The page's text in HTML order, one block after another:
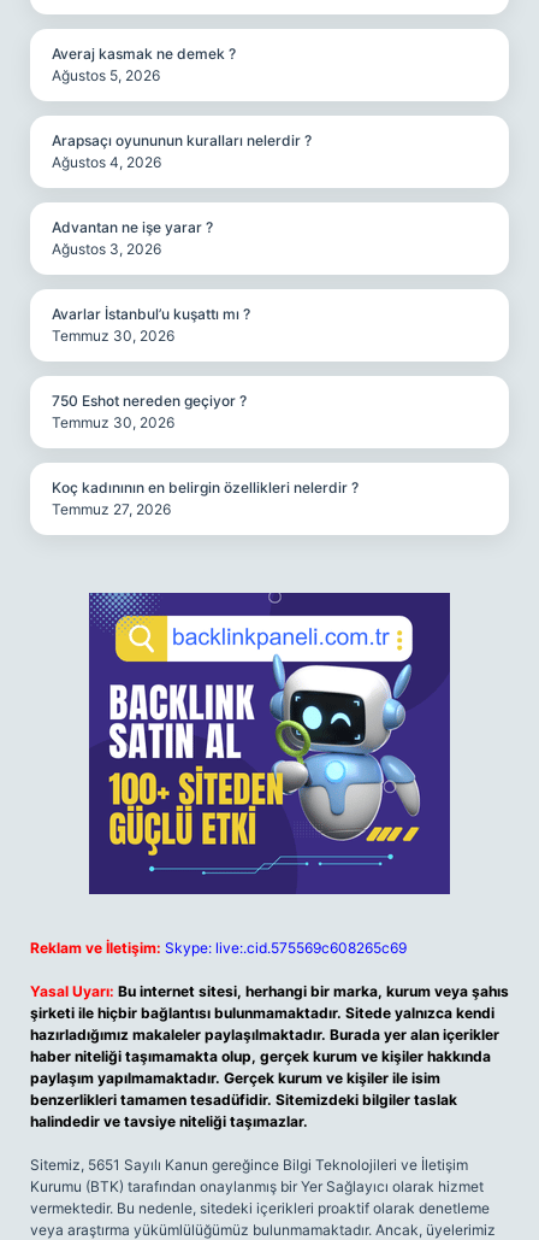
Averaj kasmak ne demek ?
Ağustos 5, 2026
Arapsaçı oyununun kuralları nelerdir ?
Ağustos 4, 2026
Advantan ne işe yarar ?
Ağustos 3, 2026
Avarlar İstanbul’u kuşattı mı ?
Temmuz 30, 2026
750 Eshot nereden geçiyor ?
Temmuz 30, 2026
Koç kadınının en belirgin özellikleri nelerdir ?
Temmuz 27, 2026
Reklam ve İletişim: Skype: live:.cid.575569c608265c69
Yasal Uyarı: Bu internet sitesi, herhangi bir marka, kurum veya şahıs
şirketi ile hiçbir bağlantısı bulunmamaktadır. Sitede yalnızca kendi
hazırladığımız makaleler paylaşılmaktadır. Burada yer alan içerikler
haber niteliği taşımamakta olup, gerçek kurum ve kişiler hakkında
paylaşım yapılmamaktadır. Gerçek kurum ve kişiler ile isim
benzerlikleri tamamen tesadüfidir. Sitemizdeki bilgiler taslak
halindedir ve tavsiye niteliği taşımazlar.
Sitemiz, 5651 Sayılı Kanun gereğince Bilgi Teknolojileri ve İletişim
Kurumu (BTK) tarafından onaylanmış bir Yer Sağlayıcı olarak hizmet
vermektedir. Bu nedenle, sitedeki içerikleri proaktif olarak denetleme
veya araştırma yükümlülüğümüz bulunmamaktadır. Ancak, üyelerimiz